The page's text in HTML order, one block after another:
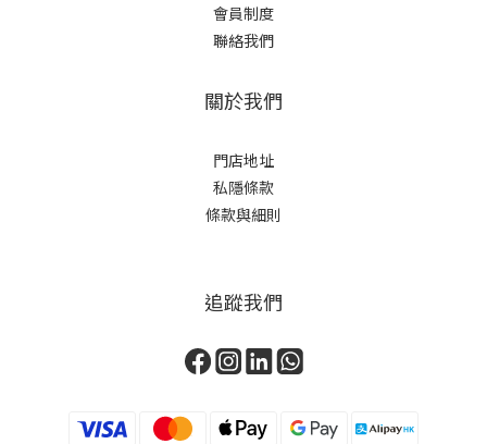
會員制度
聯絡我們
關於我們
門店地址
私隱條款
條款與細則
追蹤我們